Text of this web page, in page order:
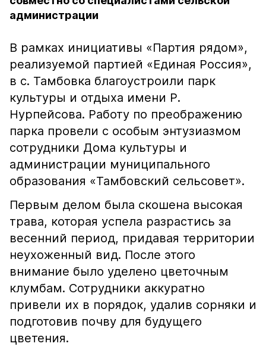
администрации
В рамках инициативы «Партия рядом»,
реализуемой партией «Единая Россия»,
в с. Тамбовка благоустроили парк
культуры и отдыха имени Р.
Нурпейсова. Работу по преображению
парка провели с особым энтузиазмом
сотрудники Дома культуры и
администрации муниципального
образования «Тамбовский сельсовет».
Первым делом была скошена высокая
трава, которая успела разрастись за
весенний период, придавая территории
неухоженный вид. После этого
внимание было уделено цветочным
клумбам. Сотрудники аккуратно
привели их в порядок, удалив сорняки и
подготовив почву для будущего
цветения.